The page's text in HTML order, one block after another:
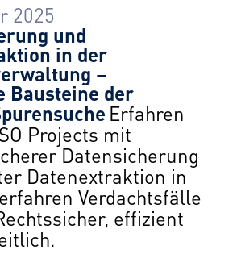
2025
und
in der
–
Bausteine der
Erfahren
Projects mit
Datensicherung
Datenextraktion in
Verdachtsfälle
effizient